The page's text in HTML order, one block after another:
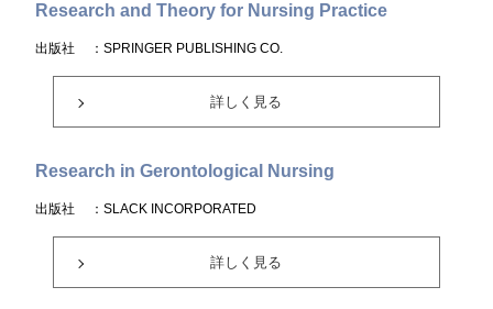
Research and Theory for Nursing Practice
出版社 ：SPRINGER PUBLISHING CO.
詳しく見る
Research in Gerontological Nursing
出版社 ：SLACK INCORPORATED
詳しく見る